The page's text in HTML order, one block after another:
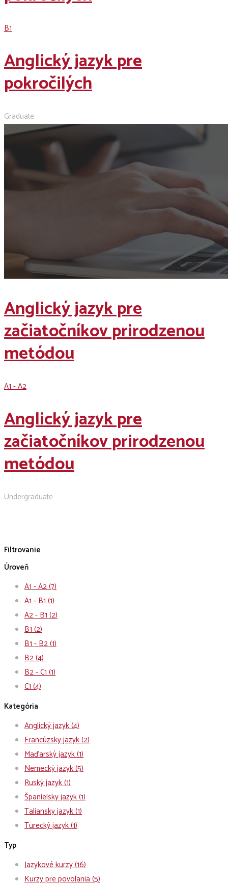
B1
Anglický jazyk pre
pokročilých
Graduate
Anglický jazyk pre
začiatočníkov prirodzenou
metódou
A1 - A2
Anglický jazyk pre
začiatočníkov prirodzenou
metódou
Undergraduate
Filtrovanie
Úroveň
A1 - A2(7)
A1 - B1(1)
A2 - B1(2)
B1(2)
B1 - B2(1)
B2(4)
B2 - C1(1)
C1(4)
Kategória
Anglický jazyk(4)
Francúzsky jazyk(2)
Maďarský jazyk(1)
Nemecký jazyk(5)
Ruský jazyk(1)
Španielsky jazyk(1)
Taliansky jazyk(1)
Turecký jazyk(1)
Typ
Jazykové kurzy(16)
Kurzy pre povolania(5)